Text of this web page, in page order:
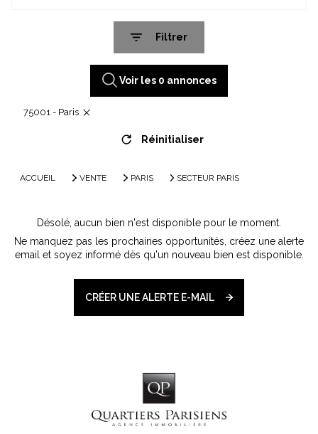
Filtrer
Voir les 0 annonces
75001 - Paris
Réinitialiser
ACCUEIL VENTE PARIS SECTEUR PARIS
Désolé, aucun bien n'est disponible pour le moment.
Ne manquez pas les prochaines opportunités, créez une alerte
email et soyez informé dès qu'un nouveau bien est disponible.
CRÉER UNE ALERTE E-MAIL